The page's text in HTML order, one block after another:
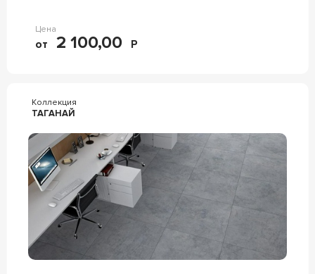
Цена
от 2 100,00 Р
Коллекция
ТАГАНАЙ